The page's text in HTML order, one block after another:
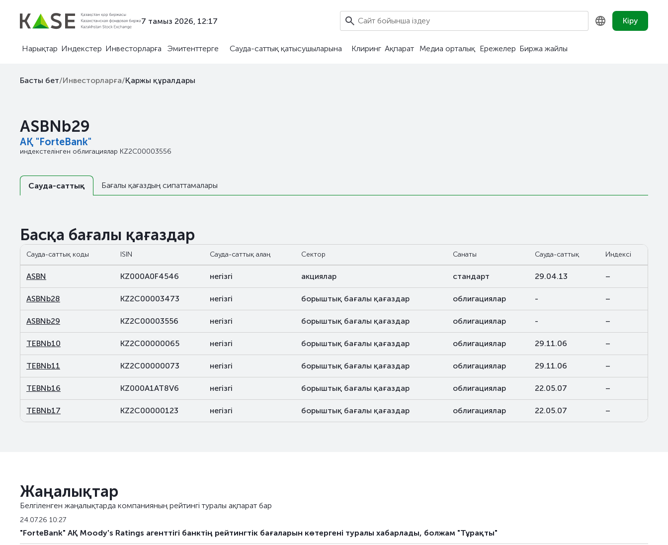
7 тамыз 2026, 12:17 Кіру
Нарықтар Индекстер Инвесторларға Эмитенттерге Сауда-саттық қатысушыларына Клиринг Ақпарат Медиа орталық Ережелер Биржа жайлы
Басты бет/Инвесторларға/Қаржы құралдары
ASBNb29
АҚ "ForteBank"
индекстелінген облигациялар KZ2C00003556
Сауда-саттық Бағалы қағаздың сипаттамалары
Басқа бағалы қағаздар
Сауда-саттық коды ISIN Сауда-саттық алаң Сектор Санаты Сауда-саттық Индексі
ASBN KZ000A0F4546 негізгі акциялар стандарт 29.04.13 –
ASBNb28 KZ2C00003473 негізгі борыштық бағалы қағаздар облигациялар - –
ASBNb29 KZ2C00003556 негізгі борыштық бағалы қағаздар облигациялар - –
TEBNb10 KZ2C00000065 негізгі борыштық бағалы қағаздар облигациялар 29.11.06 –
TEBNb11 KZ2C00000073 негізгі борыштық бағалы қағаздар облигациялар 29.11.06 –
TEBNb16 KZ000A1AT8V6 негізгі борыштық бағалы қағаздар облигациялар 22.05.07 –
TEBNb17 KZ2C00000123 негізгі борыштық бағалы қағаздар облигациялар 22.05.07 –
Жаңалықтар
Белгіленген жаңалықтарда компанияның рейтингі туралы ақпарат бар
24.07.26 10:27
"ForteBank" АҚ Moody's Ratings агенттігі банктің рейтингтік бағаларын көтергені туралы хабарлады, болжам "Тұрақты"